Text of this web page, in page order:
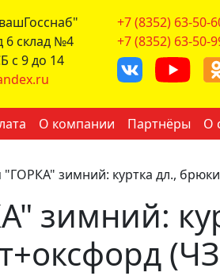
6 склад №4
с 9 до 14
+7 (8352) 63-50-
+7 (8352) 63-50-
О компании Партнёры О
"ГОРКА" зимний: куртка дл.,
зимний: